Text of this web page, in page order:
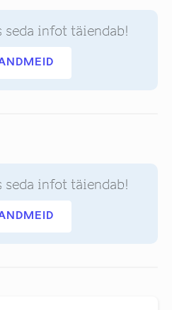
seda infot täiendab!
seda infot täiendab!